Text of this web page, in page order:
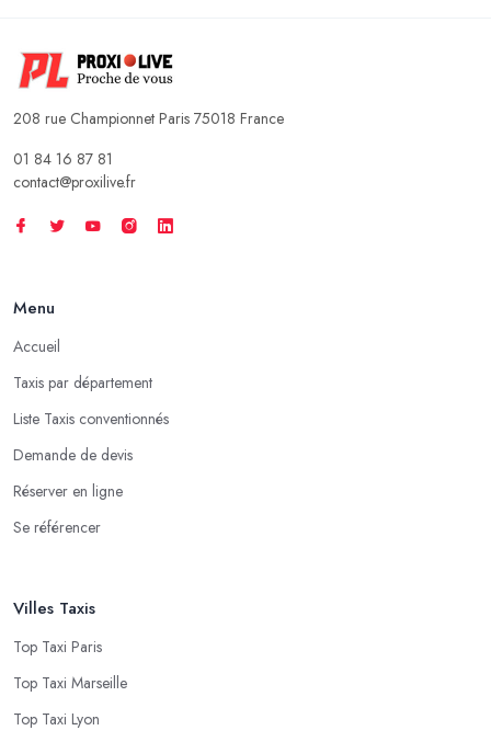
208 rue Championnet Paris 75018 France
01 84 16 87 81
contact@proxilive.fr
Menu
Accueil
Taxis par département
Liste Taxis conventionnés
Demande de devis
Réserver en ligne
Se référencer
Villes Taxis
Top Taxi Paris
Top Taxi Marseille
Top Taxi Lyon